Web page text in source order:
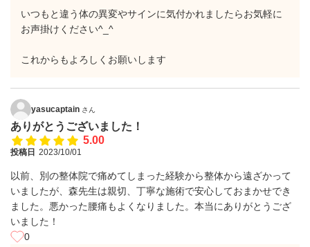
いつもと違う体の異変やサインに気付かれましたらお気軽に
お声掛けください^_^
これからもよろしくお願いします
yasucaptain さん
ありがとうございました！
5.00
投稿日 2023/10/01
以前、別の整体院で痛めてしまった経験から整体から遠ざかって
いましたが、森先生は親切、丁寧な施術で安心しておまかせでき
ました。悪かった腰痛もよくなりました。本当にありがとうござ
いました！
0